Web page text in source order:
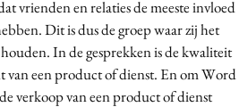
vrienden en relaties de meeste invloed
Dit is dus de groep waar zij het
In de gesprekken is de kwaliteit
van een product of dienst. En om Word
verkoop van een product of dienst